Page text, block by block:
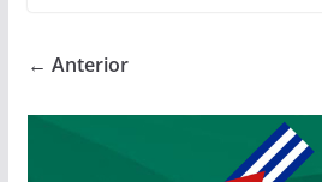
← Anterior